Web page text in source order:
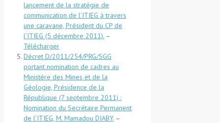
lancement de la stratégie de
communication de l’ITIEG à travers
une caravane, Président du CP de
l’ITIEG (5 décembre 2011). –
Télécharger
Décret D/2011/254/PRG/SGG
portant nomination de cadres au
Ministère des Mines et de la
Géologie, Présidence de la
République (7 septembre 2011) :
Nomination du Secrétaire Permanent
de l’ITIEG, M. Mamadou DIABY. –